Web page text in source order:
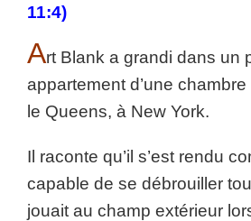
11:4)
Art Blank a grandi dans un
appartement d’une
le Queens, à New York.
Il raconte qu’il s’est rendu
capable de se débrouiller
jouait au champ extérieur